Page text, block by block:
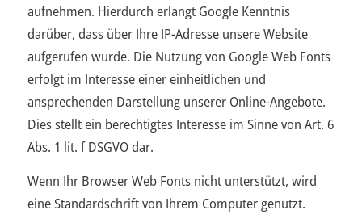
aufnehmen. Hierdurch erlangt Google Kenntnis
darüber, dass über Ihre IP-Adresse unsere Website
aufgerufen wurde. Die Nutzung von Google Web Fonts
erfolgt im Interesse einer einheitlichen und
ansprechenden Darstellung unserer Online-Angebote.
Dies stellt ein berechtigtes Interesse im Sinne von Art. 6
Abs. 1 lit. f DSGVO dar.
Wenn Ihr Browser Web Fonts nicht unterstützt, wird
eine Standardschrift von Ihrem Computer genutzt.